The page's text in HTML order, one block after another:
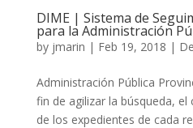
DIME | Sistema de
para la Administración
by jmarin | Feb 19, 2018 |
Administración Pública
fin de agilizar la búsqueda,
de los expedientes de cada